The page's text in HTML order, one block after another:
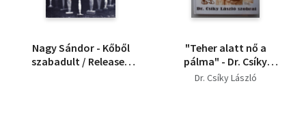
Nagy Sándor - Kőből
szabadult / Released
"Teher alatt nő a
pálma" - Dr. Csíky
László szobrai
Dr. Csíky László